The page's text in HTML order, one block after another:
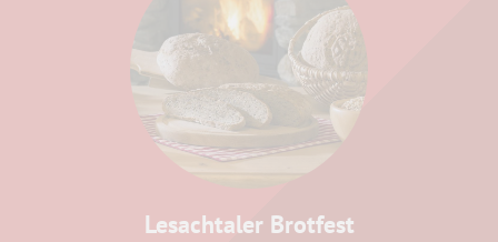
Lesachtaler Brotfest